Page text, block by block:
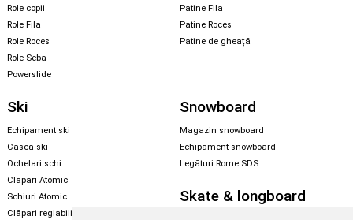
Role copii
Role Fila
Role Roces
Role Seba
Powerslide
Patine Fila
Patine Roces
Patine de gheață
Ski
Echipament ski
Cască ski
Ochelari schi
Clăpari Atomic
Schiuri Atomic
Clăpari reglabili
Snowboard
Magazin snowboard
Echipament snowboard
Legături Rome SDS
Skate & longboard